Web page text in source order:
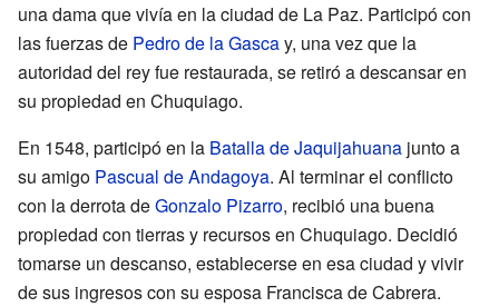
una dama que vivía en la ciudad de La Paz. Participó con
las fuerzas de Pedro de la Gascay, una vez que la
autoridad del rey fue restaurada, se retiró a descansar en
su propiedad en Chuquiago.
En 1548, participó en la Batalla de Jaquijahuana junto a
su amigo Pascual de Andagoya. Al terminar el conflicto
con la derrota deGonzalo Pizarro, recibió una buena
propiedad con tierras y recursos en Chuquiago. Decidió
tomarse un descanso, establecerse en esa ciudad y vivir
de sus ingresos con su esposa Francisca de Cabrera.